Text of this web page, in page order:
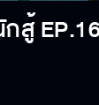
กสู้EP.16